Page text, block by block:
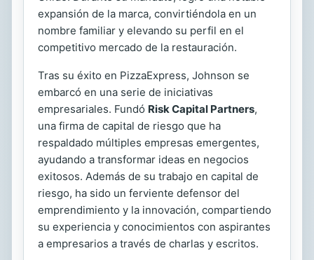
expansión de la marca, convirtiéndola en un
nombre familiar y elevando su perfil en el
competitivo mercado de la restauración.
Tras su éxito en PizzaExpress, Johnson se
embarcó en una serie de iniciativas
empresariales. Fundó Risk Capital Partners,
una firma de capital de riesgo que ha
respaldado múltiples empresas emergentes,
ayudando a transformar ideas en negocios
exitosos. Además de su trabajo en capital de
riesgo, ha sido un ferviente defensor del
emprendimiento y la innovación, compartiendo
su experiencia y conocimientos con aspirantes
a empresarios a través de charlas y escritos.